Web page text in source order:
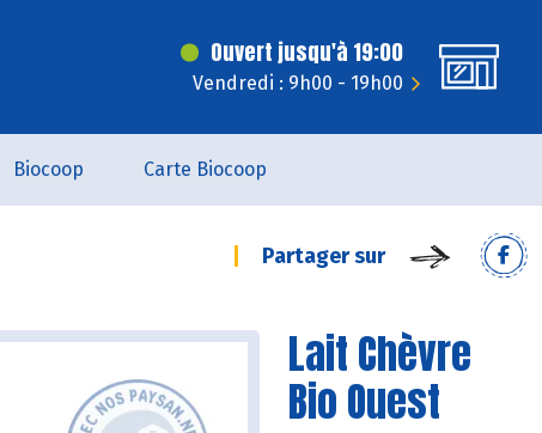
Ouvert jusqu'à 19:00
Vendredi : 9h00 - 19h00
Biocoop Carte Biocoop
Partager sur
Lait Chèvre
Bio Ouest